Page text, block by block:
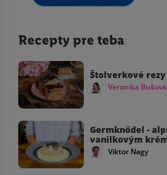
Recepty pre teba
Štolverkové rezy
Veronika Bušová
Germknödel -
vanilkovým
Viktor Nagy